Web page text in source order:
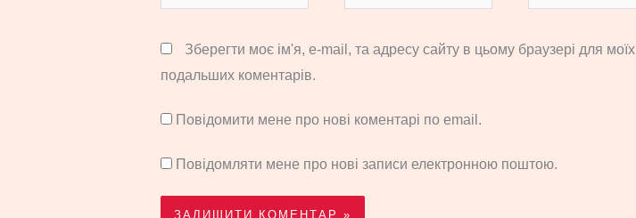
Зберегти моє ім'я, e-mail, та адресу сайту в цьому браузері для моїх
подальших коментарів.
Повідомити мене про нові коментарі по email.
Повідомляти мене про нові записи електронною поштою.